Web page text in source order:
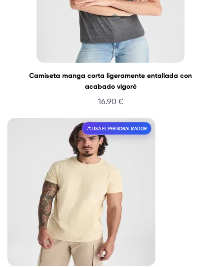
Camiseta manga corta ligeramente entallada con
acabado vigoré
16.90 €
USA EL PERSONALIZADOR